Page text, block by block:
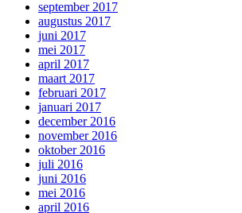
september 2017
augustus 2017
juni 2017
mei 2017
april 2017
maart 2017
februari 2017
januari 2017
december 2016
november 2016
oktober 2016
juli 2016
juni 2016
mei 2016
april 2016